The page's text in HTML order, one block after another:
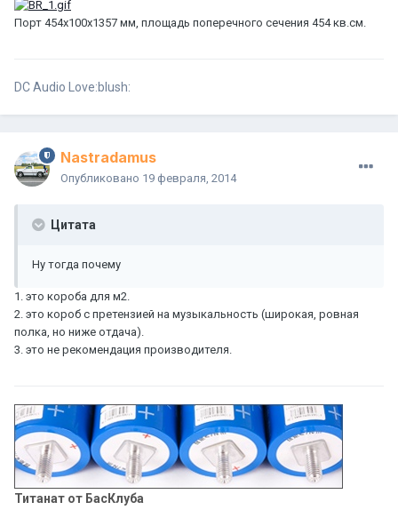
Порт 454х100х1357 мм, площадь поперечного сечения 454 кв.см.
DC Audio Love:blush:
Nastradamus
Опубликовано 19 февраля, 2014
Цитата
Ну тогда почему
1. это короба для м2.
2. это короб с претензией на музыкальность (широкая, ровная
полка, но ниже отдача).
3. это не рекомендация производителя.
Титанат от БасКлуба